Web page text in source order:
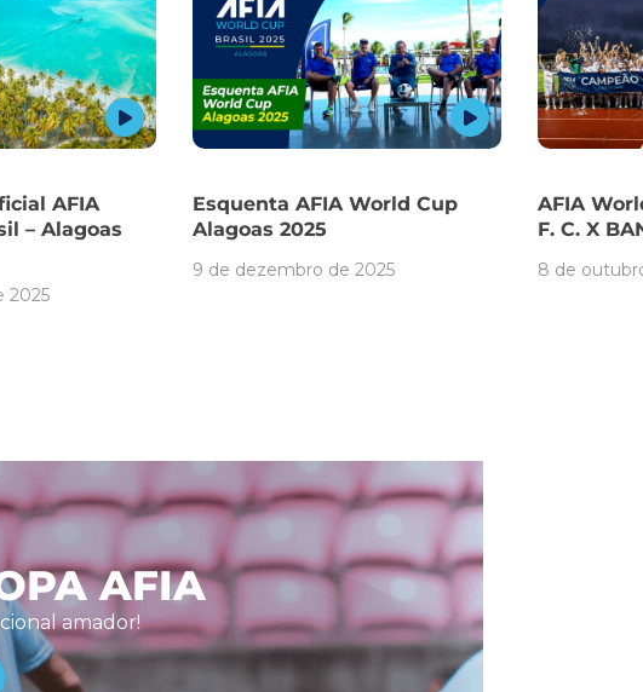
AFIA
– Alagoas
2025
Esquenta AFIA World Cup
Alagoas 2025
9 de dezembro de 2025
AFIA
F. C. X
8 de
AFIA
amador!